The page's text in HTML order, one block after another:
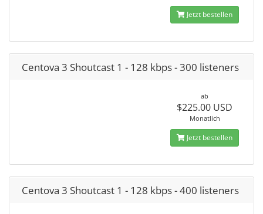
Jetzt bestellen
Centova 3 Shoutcast 1 - 128 kbps - 300 listeners
ab
$225.00 USD
Monatlich
Jetzt bestellen
Centova 3 Shoutcast 1 - 128 kbps - 400 listeners